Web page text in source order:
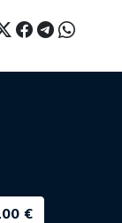
€